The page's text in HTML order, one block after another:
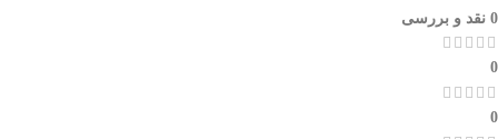
0 نقد و بررسی
0
0